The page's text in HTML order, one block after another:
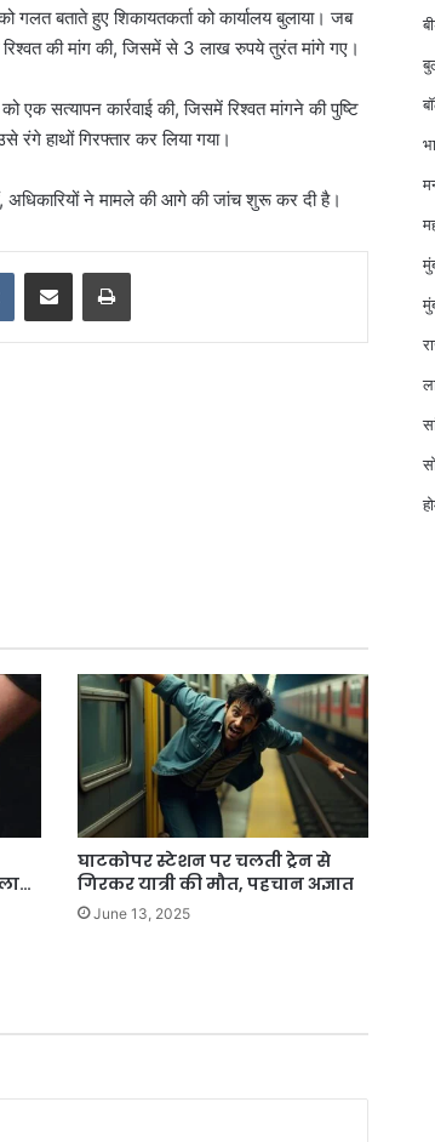
बताते हुए शिकायतकर्ता को कार्यालय बुलाया। जब
रिश्वत की मांग की, जिसमें से 3 लाख रुपये तुरंत मांगे गए।
सत्यापन कार्रवाई की, जिसमें रिश्वत मांगने की पुष्टि
हाथों गिरफ्तार कर लिया गया।
अधिकारियों ने मामले की आगे की जांच शुरू कर दी है।
घाटकोपर स्टेशन पर चलती ट्रेन से
गिरकर यात्री की मौत, पहचान अज्ञात
June 13, 2025